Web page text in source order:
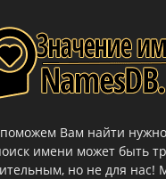
Вам найти
имени может быть
но не для нас!